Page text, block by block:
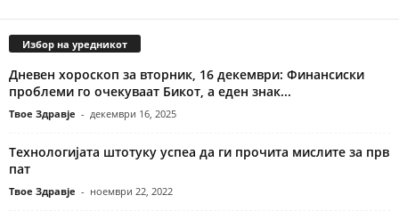
Избор на уредникот
Дневен хороскоп за вторник, 16 декември: Финансиски
проблеми го очекуваат Бикот, а еден знак...
Твое Здравје - декември 16, 2025
Технологијата штотуку успеа да ги прочита мислите за прв
пат
Твое Здравје - ноември 22, 2022